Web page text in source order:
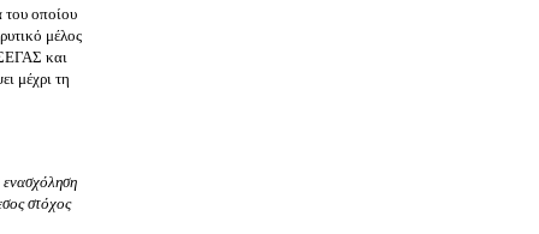
οποίου
μέλος
και
μέχρι τη
ενασχόληση
στόχος